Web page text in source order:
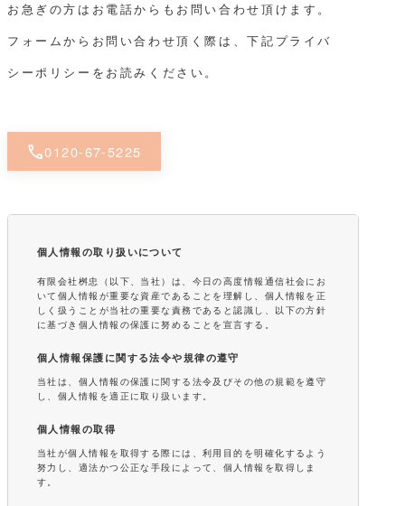
お急ぎの方はお電話からもお問い合わせ頂けます。
フォームからお問い合わせ頂く際は、下記プライバ
シーポリシーをお読みください。
call0120-67-5225
個人情報の取り扱いについて
有限会社桝忠（以下、当社）は、今日の高度情報通信社会にお
いて個人情報が重要な資産であることを理解し、個人情報を正
しく扱うことが当社の重要な責務であると認識し、以下の方針
に基づき個人情報の保護に努めることを宣言する。
個人情報保護に関する法令や規律の遵守
当社は、個人情報の保護に関する法令及びその他の規範を遵守
し、個人情報を適正に取り扱います。
個人情報の取得
当社が個人情報を取得する際には、利用目的を明確化するよう
努力し、適法かつ公正な手段によって、個人情報を取得しま
す。